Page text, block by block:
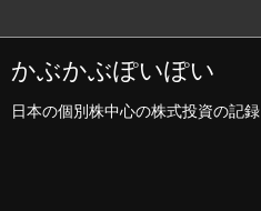
かぶかぶぽいぽい
日本の個別株中心の株式投資の記録